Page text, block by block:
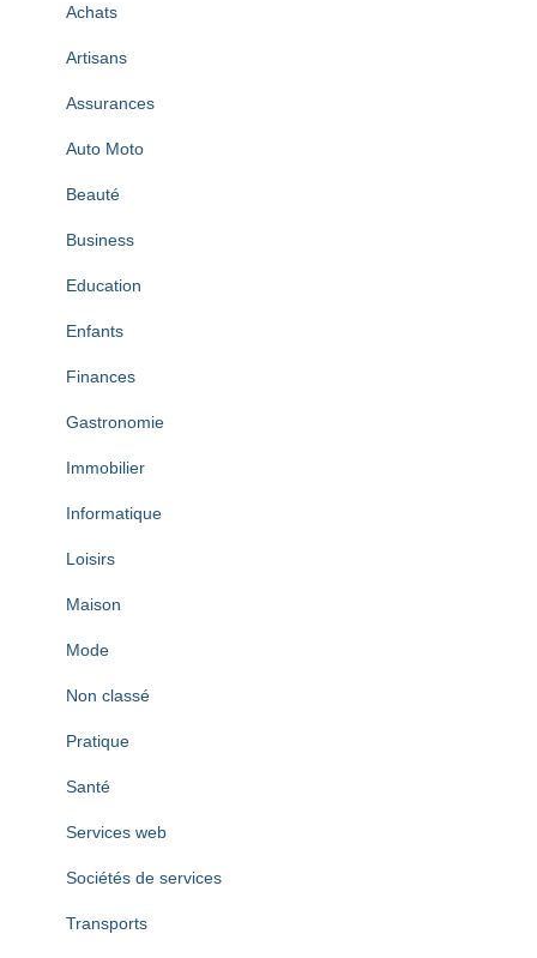
Achats
Artisans
Assurances
Auto Moto
Beauté
Business
Education
Enfants
Finances
Gastronomie
Immobilier
Informatique
Loisirs
Maison
Mode
Non classé
Pratique
Santé
Services web
Sociétés de services
Transports